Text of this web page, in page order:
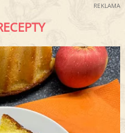
REKLAMA